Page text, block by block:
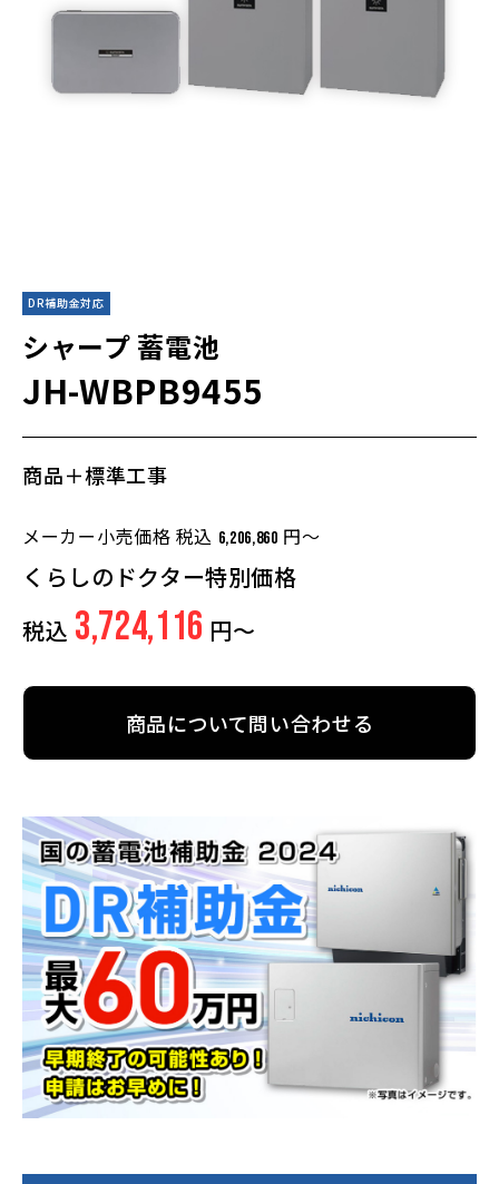
DR補助金対応
シャープ 蓄電池
JH-WBPB9455
商品＋標準工事
メーカー小売価格 税込 6,206,860 円～
くらしのドクター特別価格
税込 3,724,116 円～
商品について問い合わせる